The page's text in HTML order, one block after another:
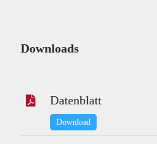
Downloads
Datenblatt
Download